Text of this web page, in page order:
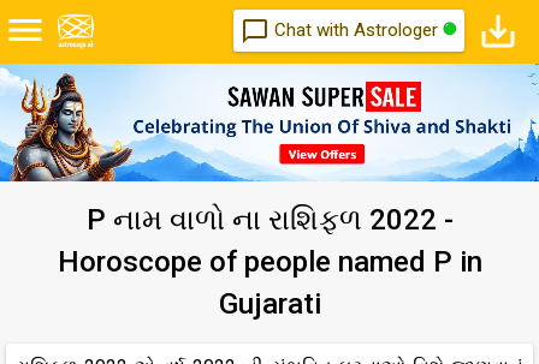
 save_alt
chat_bubble_outline Chat with Astrologer
P નામ વાળો ના રાશિફળ 2022 -
Horoscope of people named P in
Gujarati